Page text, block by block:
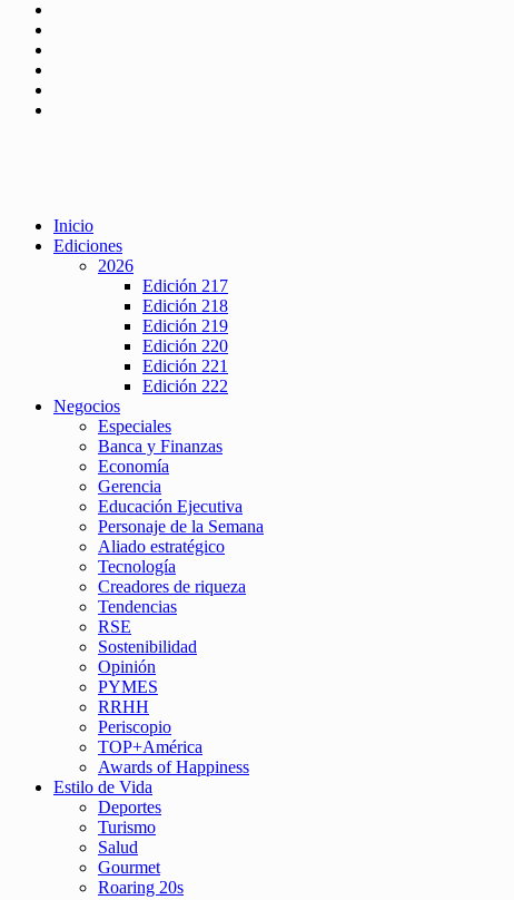
Inicio
Ediciones
2026
Edición 217
Edición 218
Edición 219
Edición 220
Edición 221
Edición 222
Negocios
Especiales
Banca y Finanzas
Economía
Gerencia
Educación Ejecutiva
Personaje de la Semana
Aliado estratégico
Tecnología
Creadores de riqueza
Tendencias
RSE
Sostenibilidad
Opinión
PYMES
RRHH
Periscopio
TOP+América
Awards of Happiness
Estilo de Vida
Deportes
Turismo
Salud
Gourmet
Roaring 20s